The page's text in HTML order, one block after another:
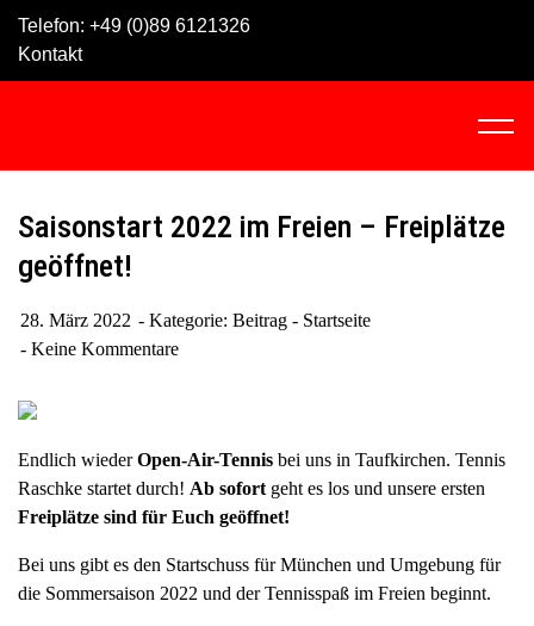
Telefon: +49 (0)89 6121326
Kontakt
C
c
a
Saisonstart 2022 im Freien – Freiplätze
geöffnet!
28. März 2022 Kategorie: Beitrag - Startseite
Keine Kommentare
Endlich wiederOpen-Air-Tennis bei uns in Taufkirchen. Tennis
Raschke startet durch! Ab sofort geht es los und unsere ersten
Freiplätze sind für Euch geöffnet!
Bei uns gibt es den Startschuss für München und Umgebung für
die Sommersaison 2022 und der Tennisspaß im Freien beginnt.